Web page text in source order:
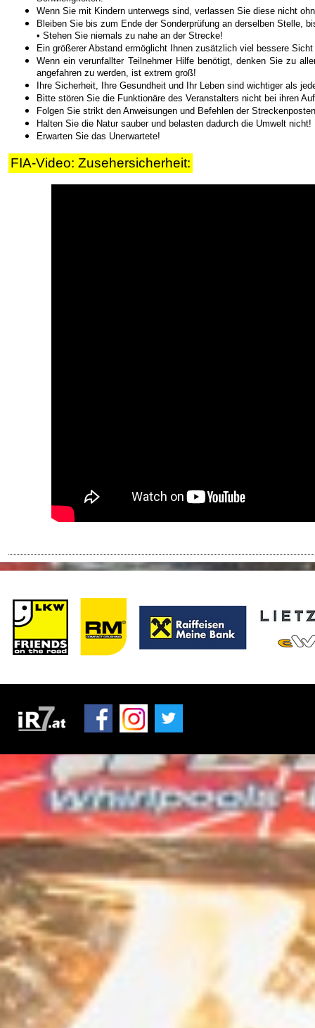
Gemeinden
Zimmernachweis
Rallyeshop
Online-Ticketshop
Tickets
Rallye-Journal
Archiv
Wenn Sie mit Kindern unterwegs sind, verlassen Sie diese nicht
Bleiben Sie bis zum Ende der Sonderprüfung an derselben Stelle,
• Stehen Sie niemals zu nahe an der Strecke!
Ein größerer Abstand ermöglicht Ihnen zusätzlich viel bessere
Wenn ein verunfallter Teilnehmer Hilfe benötigt, denken Sie zu
angefahren zu werden, ist extrem groß!
Ihre Sicherheit, Ihre Gesundheit und Ihr Leben sind wichtiger als
Bitte stören Sie die Funktionäre des Veranstalters nicht bei ihren
Folgen Sie strikt den Anweisungen und Befehlen der
Halten Sie die Natur sauber und belasten dadurch die Umwelt nicht!
Erwarten Sie das Unerwartete!
FIA-Video: Zusehersicherheit: